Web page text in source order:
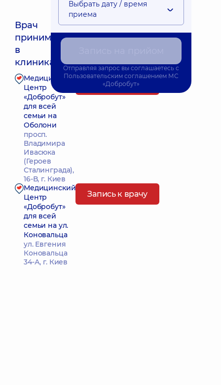
Врач
принимает
в
клиниках:
Медицинский
Центр
«Добробут»
для всей
семьи на
Оболони
просп.
Владимира
Ивасюка
(Героев
Сталинграда),
16-В, г. Киев
Запись к врачу
Медицинский
Центр
«Добробут»
для всей
семьи на ул.
Коновальца
ул. Евгения
Коновальца
34-А, г. Киев
Запись к врачу
Выбрать дату / время
приема
Отправляя запрос вы соглашаетесь с
Пользовательским соглашением МС
«Добробут»